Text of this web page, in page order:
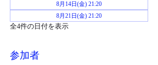
8月14日(金) 21:20
8月21日(金) 21:20
全4件の日付を表示
参加者